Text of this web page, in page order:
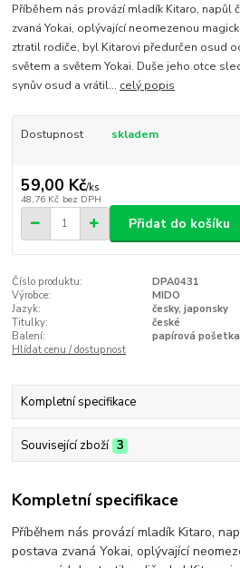
Příběhem nás provází mladík Kitaro, napůl
zvaná Yokai, oplývající neomezenou
ztratil rodiče, byl Kitarovi předurčen osud
světem a světem Yokai. Duše jeho otce
synův osud a vrátil... celý popis
Dostupnost skladem
59,00 Kč/ks
48,76 Kč bez DPH
Přidat do košíku
Číslo produktu:
DPA0431
Výrobce:
MIDO
Jazyk:
česky, japonsky
Titulky:
české
Balení:
papírová pošetka
Hlídat cenu / dostupnost
Kompletní specifikace
Související zboží 3
Kompletní specifikace
Příběhem nás provází mladík Kitaro,
postava zvaná Yokai, oplývající